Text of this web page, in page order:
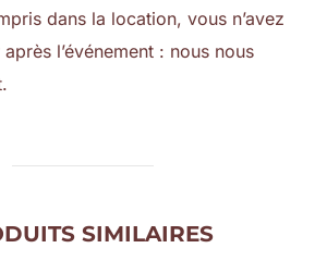
dans la location, vous n’avez
l’événement : nous nous
SIMILAIRES